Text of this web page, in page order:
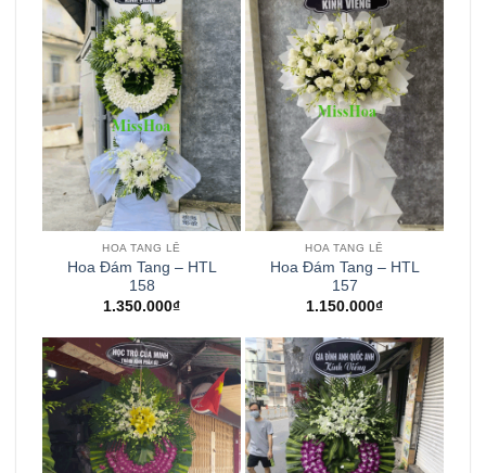
HOA TANG LỄ
Hoa Đám Tang – HTL
158
1.350.000₫
HOA TANG LỄ
Hoa Đám Tang – HTL
157
1.150.000₫